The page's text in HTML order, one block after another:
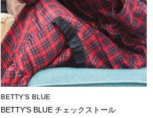
BETTY'S BLUE
BETTY’S BLUE チェックストール